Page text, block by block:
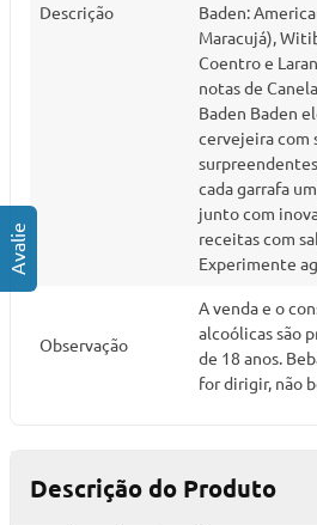
Descrição
Baden:
Maracujá),
Coentro e
notas de
Baden Baden
cervejeira com
cada garrafa
junto com
receitas com
Experimente
Observação
A venda e o
alcoólicas são
de 18 anos.
for dirigir, não
Descrição do Produto